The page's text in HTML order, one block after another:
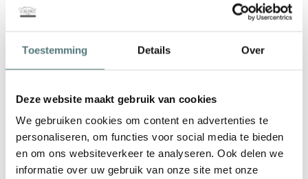
Toestemming Details Over
Deze website maakt gebruik van cookies
We gebruiken cookies om content en advertenties te
personaliseren, om functies voor social media te bieden
en om ons websiteverkeer te analyseren. Ook delen we
informatie over uw gebruik van onze site met onze
gezonde nachtrust te bieden.
uitgebreid assortiment bedden,
afgestemd op jouw individuele
behoeften. Onze winkel in
Waregem ligt op slechts een
kleine 30 minuten rijden van
Avelgem, hierdoor kan iedereen